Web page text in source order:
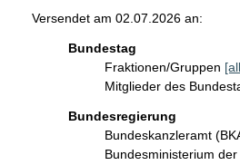
Versendet am 02.07.2026 an:
Bundestag
Fraktionen/Gruppen
Mitglieder des
Bundesregierung
Bundeskanzleramt
Bundesministerium